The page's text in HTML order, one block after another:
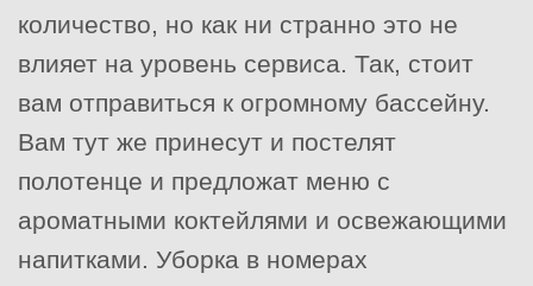
количество, но как ни странно это не
влияет на уровень сервиса. Так, стоит
вам отправиться к огромному бассейну.
Вам тут же принесут и постелят
полотенце и предложат меню с
ароматными коктейлями и освежающими
напитками. Уборка в номерах